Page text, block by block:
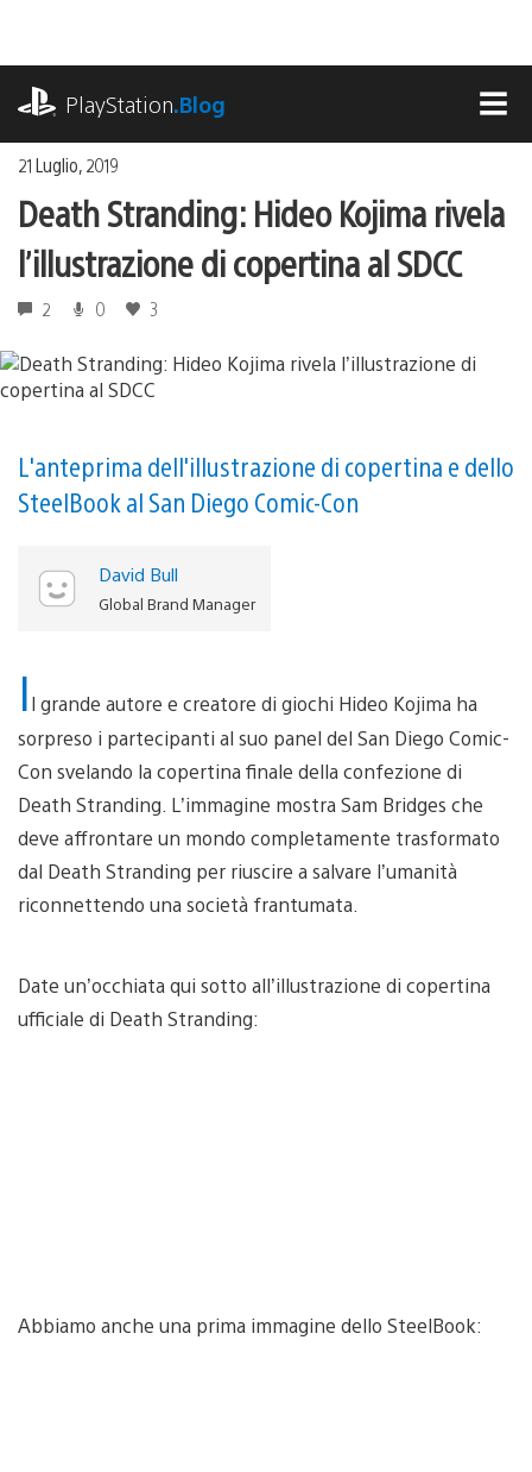
contenuto
PlayStation.Blog
21 Luglio, 2019
Death Stranding: Hideo Kojima rivela
l’illustrazione di copertina al SDCC
2 0 3
L'anteprima dell'illustrazione di copertina e dello
SteelBook al San Diego Comic-Con
David Bull
Global Brand Manager
Il grande autore e creatore di giochi Hideo Kojima ha
sorpreso i partecipanti al suo panel del San Diego Comic-
Con svelando la copertina finale della confezione di
Death Stranding. L’immagine mostra Sam Bridges che
deve affrontare un mondo completamente trasformato
dal Death Stranding per riuscire a salvare l’umanità
riconnettendo una società frantumata.
Date un’occhiata qui sotto all’illustrazione di copertina
ufficiale di Death Stranding:
Abbiamo anche una prima immagine dello SteelBook: